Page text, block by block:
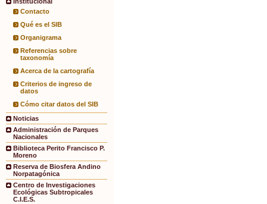
Institucional
Contacto
Qué es el SIB
Organigrama
Referencias sobre
taxonomía
Acerca de la cartografía
Criterios de ingreso de
datos
Cómo citar datos del SIB
Noticias
Administración de Parques
Nacionales
Biblioteca Perito Francisco P.
Moreno
Reserva de Biosfera Andino
Norpatagónica
Centro de Investigaciones
Ecológicas Subtropicales
C.I.E.S.